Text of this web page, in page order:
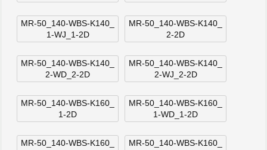
MR-50_140-WBS-K140_
1-WJ_1-2D
MR-50_140-WBS-K140_
2-2D
MR-50_140-WBS-K140_
2-WD_2-2D
MR-50_140-WBS-K140_
2-WJ_2-2D
MR-50_140-WBS-K160_
1-2D
MR-50_140-WBS-K160_
1-WD_1-2D
MR-50_140-WBS-K160_
MR-50_140-WBS-K160_